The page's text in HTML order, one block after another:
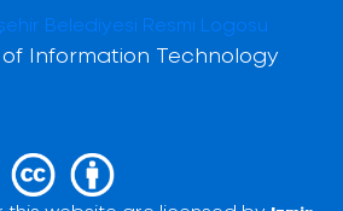
Information Technology